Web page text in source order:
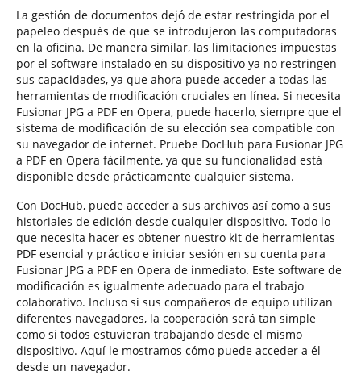
La gestión de documentos dejó de estar restringida por el
papeleo después de que se introdujeron las computadoras
en la oficina. De manera similar, las limitaciones impuestas
por el software instalado en su dispositivo ya no restringen
sus capacidades, ya que ahora puede acceder a todas las
herramientas de modificación cruciales en línea. Si necesita
Fusionar JPG a PDF en Opera, puede hacerlo, siempre que el
sistema de modificación de su elección sea compatible con
su navegador de internet. Pruebe DocHub para Fusionar JPG
a PDF en Opera fácilmente, ya que su funcionalidad está
disponible desde prácticamente cualquier sistema.
Con DocHub, puede acceder a sus archivos así como a sus
historiales de edición desde cualquier dispositivo. Todo lo
que necesita hacer es obtener nuestro kit de herramientas
PDF esencial y práctico e iniciar sesión en su cuenta para
Fusionar JPG a PDF en Opera de inmediato. Este software de
modificación es igualmente adecuado para el trabajo
colaborativo. Incluso si sus compañeros de equipo utilizan
diferentes navegadores, la cooperación será tan simple
como si todos estuvieran trabajando desde el mismo
dispositivo. Aquí le mostramos cómo puede acceder a él
desde un navegador.